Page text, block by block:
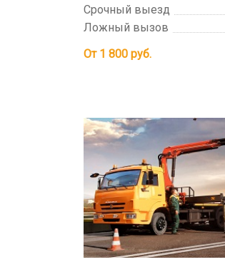
Срочный выезд
Ложный вызов
От 1 800 руб.